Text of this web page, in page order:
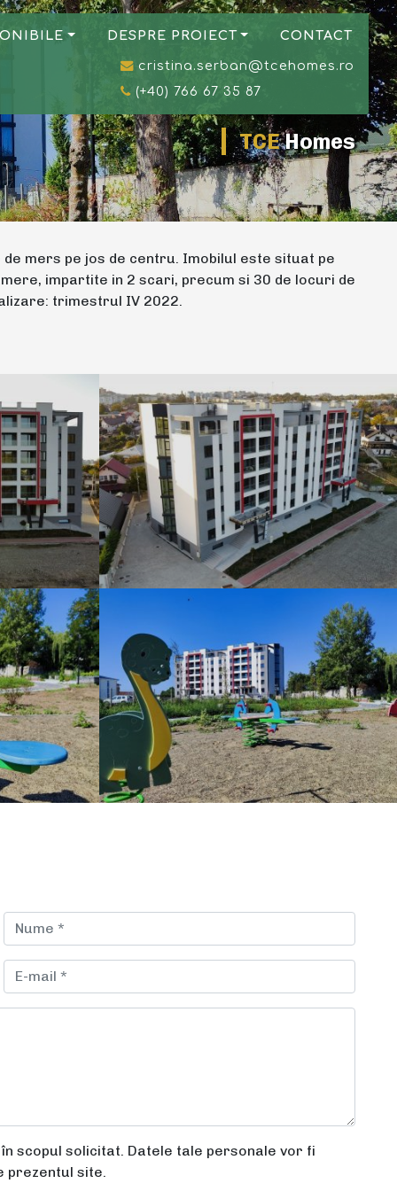
DESPRE PROIECT CONTACT
cristina.serban@tcehomes.ro
(+40) 766 67 35 87
TCEHomes
mers pe jos de centru. Imobilul este situat pe
impartite in 2 scari, precum si 30 de locuri de
trimestrul IV 2022.
scopul solicitat. Datele tale personale vor fi
prezentul site.